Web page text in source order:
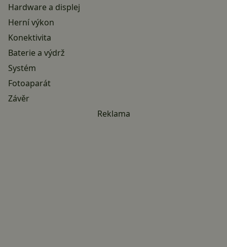
Hardware a displej
Herní výkon
Konektivita
Baterie a výdrž
Systém
Fotoaparát
Závěr
Reklama